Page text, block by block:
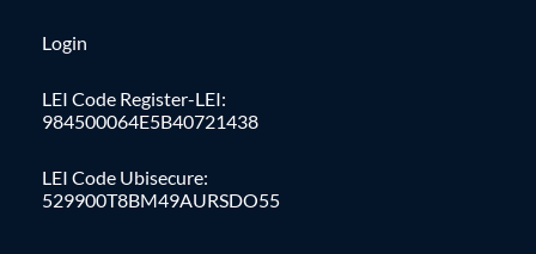
Login
LEI Code Register-LEI:
984500064E5B40721438
LEI Code Ubisecure:
529900T8BM49AURSDO55